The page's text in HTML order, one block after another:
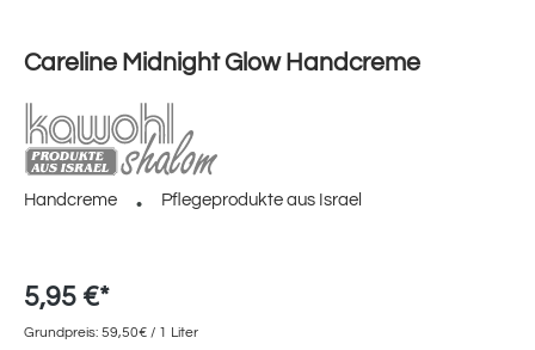
Careline Midnight Glow Handcreme
Handcreme Pflegeprodukte aus Israel
5,95 €*
Grundpreis: 59,50€ / 1 Liter